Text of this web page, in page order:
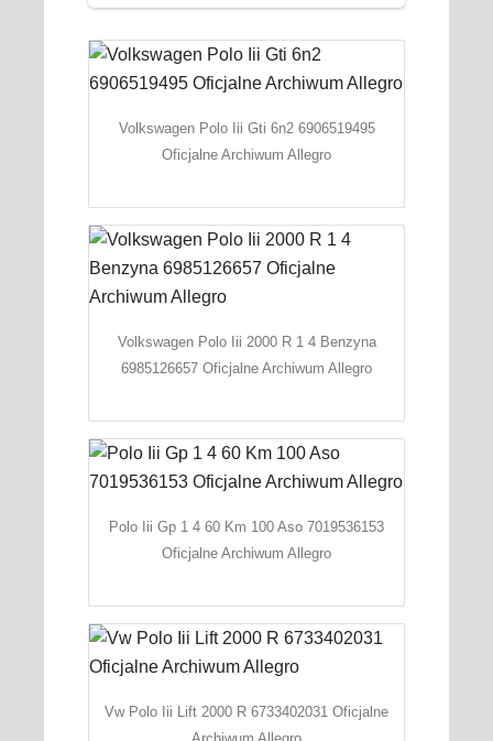
Volkswagen Polo Iii Gti 6n2 6906519495
Oficjalne Archiwum Allegro
Volkswagen Polo Iii 2000 R 1 4 Benzyna
6985126657 Oficjalne Archiwum Allegro
Polo Iii Gp 1 4 60 Km 100 Aso 7019536153
Oficjalne Archiwum Allegro
Vw Polo Iii Lift 2000 R 6733402031 Oficjalne